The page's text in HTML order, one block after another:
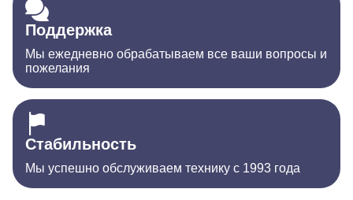
Поддержка
Мы ежедневно обрабатываем все ваши вопросы и
пожелания
Стабильность
Мы успешно обслуживаем технику с 1993 года